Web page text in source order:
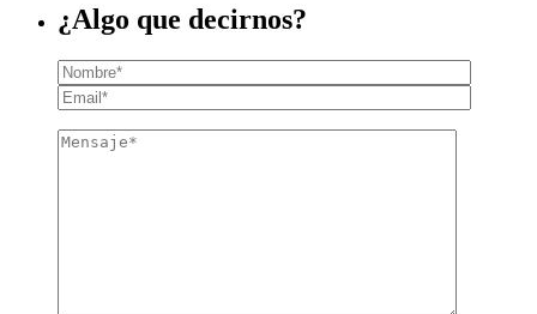
¿Algo que decirnos?